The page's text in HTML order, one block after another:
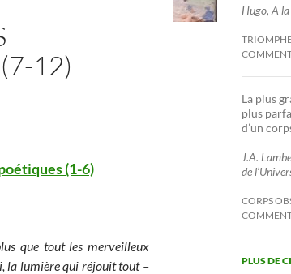
12)
(1-6)
que tout les merveilleux
la lumière qui réjouit tout –
Hugo, A
La plus
plus
d’un
J.A.
de
CORPS
PLUS DE